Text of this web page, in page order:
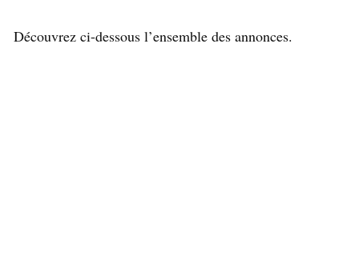
Découvrez ci-dessous l’ensemble des annonces.